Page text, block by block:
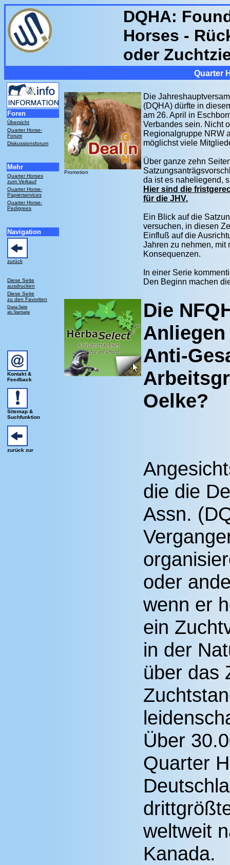
DQHA:
Horses -
oder
Quarter
Foren
Übersicht
Quarter Horse-
Forum
Diskussionsforum
Mehr
Quarter Horses
zum Verkauf
Quarter Horse-
Papierservices
Quarter Horse-
Pedigrees
Navigation
zurück
Diese Seite
ausdrucken
Diese Seite
zu den Favoriten
Diese Seite
als Startseite
Kontakt &
Feedback
Sitemap &
Suchfunktion
zurück zur
Promotion
Die
(DQHA) dürfte in
am 26. April in
Verbandes sein. Nicht
Regionalgruppe NRW
möglichst viele
Über ganze zehn
da ist es naheliegend,
Hier sind die
für die JHV.
Ein Blick auf die
versuchen, in diesen
Einfluß auf die
Jahren zu nehmen,
Konsequenzen.
In einer Serie
Den Beginn machen
Die
Anti-
Oelke?
die die
Assn.
oder
wenn er
ein
in der
über das
Über
Quarter
weltweit
Kanada.